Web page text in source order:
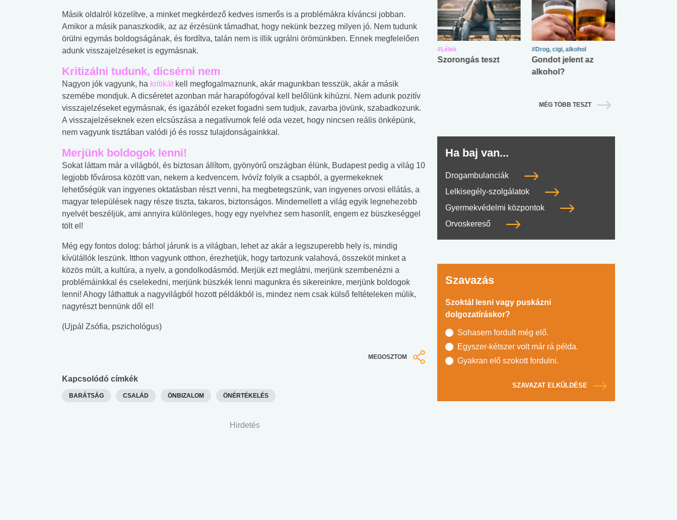
Másik oldalról közelítve, a minket megkérdező kedves ismerős is a problémákra kíváncsi jobban.
Amikor a másik panaszkodik, az az érzésünk támadhat, hogy nekünk bezzeg milyen jó. Nem tudunk
örülni egymás boldogságának, és fordítva, talán nem is illik ugrálni örömünkben. Ennek megfelelően
adunk visszajelzéseket is egymásnak.
Kritizálni tudunk, dicsérni nem
Nagyon jók vagyunk, ha kritikát kell megfogalmaznunk, akár magunkban tesszük, akár a másik
szemébe mondjuk. A dicséretet azonban már harapófogóval kell belőlünk kihúzni. Nem adunk pozitív
visszajelzéseket egymásnak, és igazából ezeket fogadni sem tudjuk, zavarba jövünk, szabadkozunk.
A visszajelzéseknek ezen elcsúszása a negatívumok felé oda vezet, hogy nincsen reális önképünk,
nem vagyunk tisztában valódi jó és rossz tulajdonságainkkal.
Merjünk boldogok lenni!
Sokat láttam már a világból, és biztosan állítom, gyönyörű országban élünk, Budapest pedig a világ 10
legjobb fővárosa között van, nekem a kedvencem. Ivóvíz folyik a csapból, a gyermekeknek
lehetőségük van ingyenes oktatásban részt venni, ha megbetegszünk, van ingyenes orvosi ellátás, a
magyar települések nagy része tiszta, takaros, biztonságos. Mindemellett a világ egyik legnehezebb
nyelvét beszéljük, ami annyira különleges, hogy egy nyelvhez sem hasonlít, engem ez büszkeséggel
tölt el!
Még egy fontos dolog: bárhol járunk is a világban, lehet az akár a legszuperebb hely is, mindig
kívülállók leszünk. Itthon vagyunk otthon, érezhetjük, hogy tartozunk valahová, összeköt minket a
közös múlt, a kultúra, a nyelv, a gondolkodásmód. Merjük ezt meglátni, merjünk szembenézni a
problémáinkkal és cselekedni, merjünk büszkék lenni magunkra és sikereinkre, merjünk boldogok
lenni! Ahogy láthattuk a nagyvilágból hozott példákból is, mindez nem csak külső feltételeken múlik,
nagyrészt bennünk dől el!
(Ujpál Zsófia, pszichológus)
MEGOSZTOM
Kapcsolódó címkék
BARÁTSÁG CSALÁD ÖNBIZALOM ÖNÉRTÉKELÉS
Hirdetés
#Zöldövezet
lábnyomod?
#Betegségek
tudásteszt
No.42
#Lélek
Szorongás teszt
#Drog, cigi, alkohol
Gondot jelent az
alkohol?
MÉG TÖBB TESZT
Ha baj van...
Drogambulanciák
Lelkisegély-szolgálatok
Gyermekvédelmi központok
Orvoskereső
Szavazás
Szoktál lesni vagy puskázni
dolgozatíráskor?
Sohasem fordult még elő.
Egyszer-kétszer volt már rá példa.
Gyakran elő szokott fordulni.
SZAVAZAT ELKÜLDÉSE